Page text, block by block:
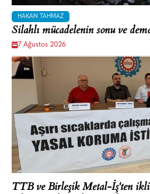
HAKAN TAHMAZ
Silahlı mücadelenin sonu ve
7 Ağustos 2026
TTB ve Birleşik Metal-İş'ten